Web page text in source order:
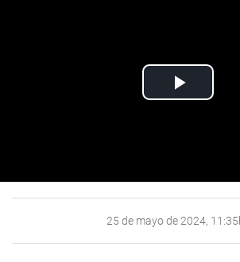
Play
25 de mayo de 2024,